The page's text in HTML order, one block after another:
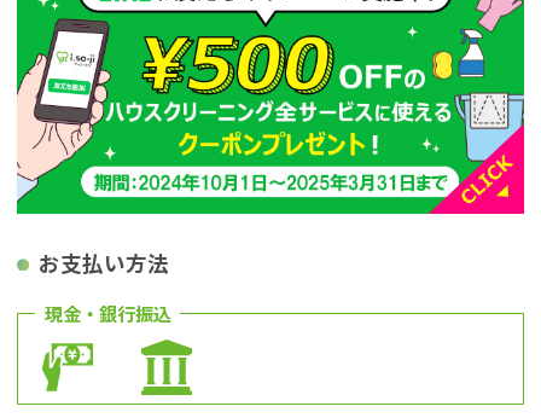
お支払い方法
現金・銀行振込